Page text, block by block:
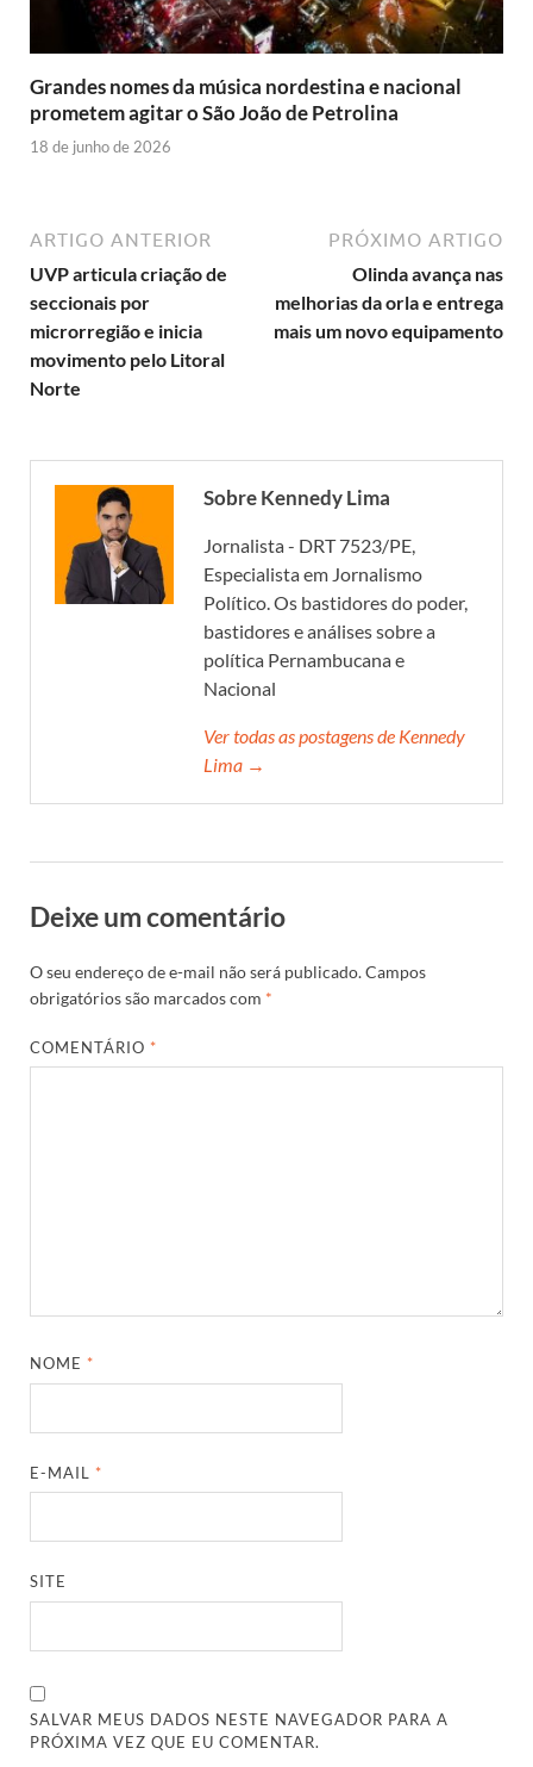
Grandes nomes da música nordestina e nacional
prometem agitar o São João de Petrolina
18 de junho de 2026
ARTIGO ANTERIOR
UVP articula criação de
seccionais por
microrregião e inicia
movimento pelo Litoral
Norte
PRÓXIMO ARTIGO
Olinda avança nas
melhorias da orla e entrega
mais um novo equipamento
Sobre Kennedy Lima
Jornalista - DRT 7523/PE,
Especialista em Jornalismo
Político. Os bastidores do poder,
bastidores e análises sobre a
política Pernambucana e
Nacional
Ver todas as postagens de Kennedy
Lima →
Deixe um comentário
O seu endereço de e-mail não será publicado.Campos
obrigatórios são marcados com *
COMENTÁRIO*
NOME*
E-MAIL*
SITE
SALVAR MEUS DADOS NESTE NAVEGADOR PARA A
PRÓXIMA VEZ QUE EU COMENTAR.